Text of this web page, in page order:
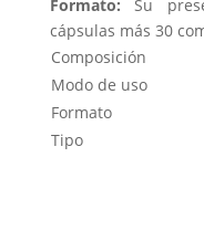
Formato:Su
cápsulas más 30
Composición
Modo de uso
Formato
Tipo